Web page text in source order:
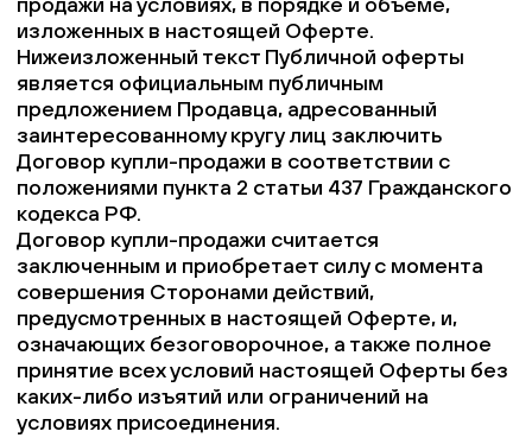
изложенных в настоящей Оферте.
Нижеизложенный текст Публичной оферты
является официальным публичным
предложением Продавца, адресованный
заинтересованному кругу лиц заключить
Договор купли-продажи в соответствии с
положениями пункта 2 статьи 437 Гражданского
кодекса РФ.
Договор купли-продажи считается
заключенным и приобретает силу с момента
совершения Сторонами действий,
предусмотренных в настоящей Оферте, и,
означающих безоговорочное, а также полное
принятие всех условий настоящей Оферты без
каких-либо изъятий или ограничений на
условиях присоединения.
Комплектующие для мебели
Система выравнивания плитки
Дюбель